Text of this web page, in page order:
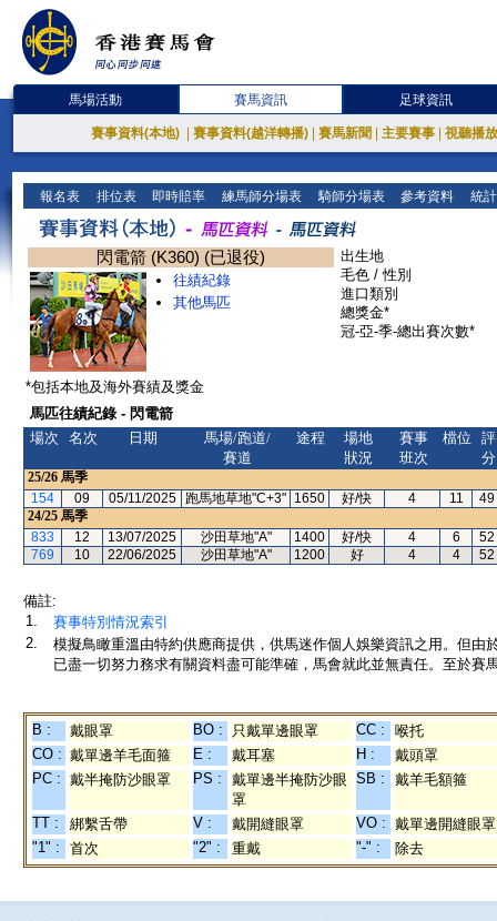
馬場活動 賽馬資訊 足球資訊
賽事資料(本地) 賽事資料(越洋轉播) 賽馬新聞 主要賽事 視聽播
報名表 排位表 即時賠率 練馬師分場表 騎師分場表 參考資料 統
閃電箭 (K360) (已退役)
往績紀錄
其他馬匹
出生地
毛色 / 性別
進口類別
總獎金*
冠-亞-季-總出賽次數*
*包括本地及海外賽績及獎金
馬匹往績紀錄 - 閃電箭
場次
名次 日期
馬場/跑道/
賽道
途程
場地
狀況
賽事
班次
檔位
評
分
25/26 馬季
154
09 05/11/2025 跑馬地草地"C+3" 1650 好/快 4 11
49
24/25 馬季
833
12 13/07/2025 沙田草地"A" 1400 好/快 4 6
52
769
10 22/06/2025 沙田草地"A" 1200 好 4 4 52
備註:
1.
賽事特別情況索引
2.
模擬鳥瞰重溫由特約供應商提供，供馬迷作個人娛樂資訊之用。但
已盡一切努力務求有關資料盡可能準確，馬會就此並無責任。至於賽
B : 戴眼罩 BO : 只戴單邊眼罩 CC :
喉托
CO : 戴單邊羊毛面箍 E : 戴耳塞 H :
戴頭罩
PC : 戴半掩防沙眼罩 PS :
戴單邊半掩防沙眼
罩
SB : 戴羊毛額箍
TT : 綁繫舌帶 V : 戴開縫眼罩 VO : 戴單邊開縫眼罩
"1" :
首次 "2" : 重戴 "-" : 除去